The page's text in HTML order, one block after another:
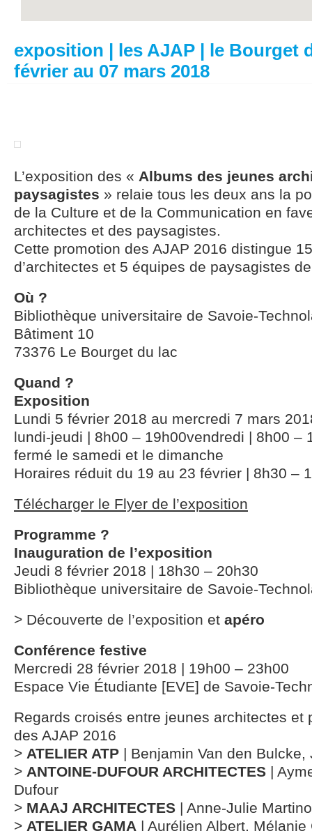
exposition | les AJAP | le Bourget
février au 07 mars 2018
L’exposition des « Albums des jeunes
paysagistes » relaie tous les deux ans la
de la Culture et de la Communication en
architectes et des paysagistes.
Cette promotion des AJAP 2016 distingue
d’architectes et 5 équipes de paysagistes
Où ?
Bibliothèque universitaire de Savoie-
Bâtiment 10
73376 Le Bourget du lac
Quand ?
Exposition
Lundi 5 février 2018 au mercredi 7 mars
lundi-jeudi | 8h00 – 19h00vendredi | 8h00 –
fermé le samedi et le dimanche
Horaires réduit du 19 au 23 février | 8h30 –
Télécharger le Flyer de l’exposition
Programme ?
Inauguration de l’exposition
Jeudi 8 février 2018 | 18h30 – 20h30
Bibliothèque universitaire de Savoie-
> Découverte de l’exposition et apéro
Conférence festive
Mercredi 28 février 2018 | 19h00 – 23h00
Espace Vie Étudiante [EVE] de Savoie-
Regards croisés entre jeunes architectes et
des AJAP 2016
> ATELIER ATP | Benjamin Van den Bulcke,
> ANTOINE-DUFOUR ARCHITECTES |
Dufour
> MAAJ ARCHITECTES | Anne-Julie
> ATELIER GAMA | Aurélien Albert, Mélanie